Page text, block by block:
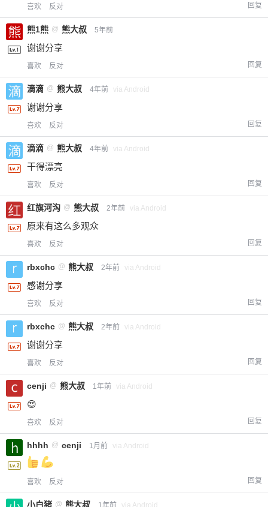
喜欢 反对 回复
熊1熊 @ 熊大叔 5年前
谢谢分享
喜欢 反对 回复
滴滴 @ 熊大叔 4年前 via Android
谢谢分享
喜欢 反对 回复
滴滴 @ 熊大叔 4年前 via Android
干得漂亮
喜欢 反对 回复
红旗河沟 @ 熊大叔 2年前 via Android
原来有这么多观众
喜欢 反对 回复
rbxchc @ 熊大叔 2年前 via Android
感谢分享
喜欢 反对 回复
rbxchc @ 熊大叔 2年前 via Android
谢谢分享
喜欢 反对 回复
cenji @ 熊大叔 1年前 via Android
😍
喜欢 反对 回复
hhhh @ cenji 1月前 via Android
喜欢 反对 回复
小白猪 @ 熊大叔 1年前 via Android